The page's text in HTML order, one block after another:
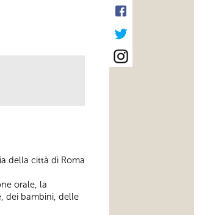
della città di Roma
orale, la
dei bambini, delle